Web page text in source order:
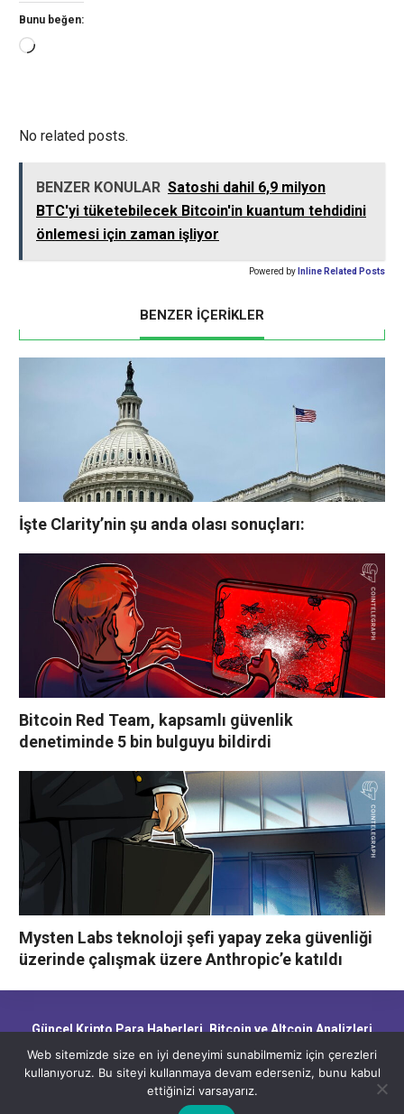
Bunu beğen:
Yükleniyor...
No related posts.
BENZER KONULAR Satoshi dahil 6,9 milyon
BTC'yi tüketebilecek Bitcoin'in kuantum tehdidini
önlemesi için zaman işliyor
Powered by Inline Related Posts
BENZER İÇERİKLER
İşte Clarity’nin şu anda olası sonuçları:
Bitcoin Red Team, kapsamlı güvenlik
denetiminde 5 bin bulguyu bildirdi
Mysten Labs teknoloji şefi yapay zeka güvenliği
üzerinde çalışmak üzere Anthropic’e katıldı
Güncel Kripto Para Haberleri, Bitcoin ve Altcoin Analizleri,
Blockchain Gelişmeleri ve Piyasa Trendleri
CryptoHaber.net - Güncel Kripto Para Haberleri, Bitcoin ve Altcoin
Web sitemizde size en iyi deneyimi sunabilmemiz için çerezleri
kullanıyoruz. Bu siteyi kullanmaya devam ederseniz, bunu kabul
ettiğinizi varsayarız.